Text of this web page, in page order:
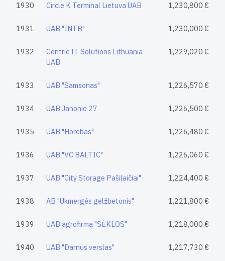
1930 Circle K Terminal Lietuva UAB 1,230,800 €
1931 UAB "INTB" 1,230,000 €
1932
Centric IT Solutions Lithuania
UAB
1,229,020 €
1933 UAB "Samsonas" 1,226,570 €
1934 UAB Janonio 27 1,226,500 €
1935 UAB "Horebas" 1,226,480 €
1936 UAB "VC BALTIC" 1,226,060 €
1937 UAB "City Storage Pašilaičiai" 1,224,400 €
1938 AB "Ukmergės gelžbetonis" 1,221,800 €
1939 UAB agrofirma "SĖKLOS" 1,218,000 €
1940 UAB "Darnus verslas" 1,217,730 €